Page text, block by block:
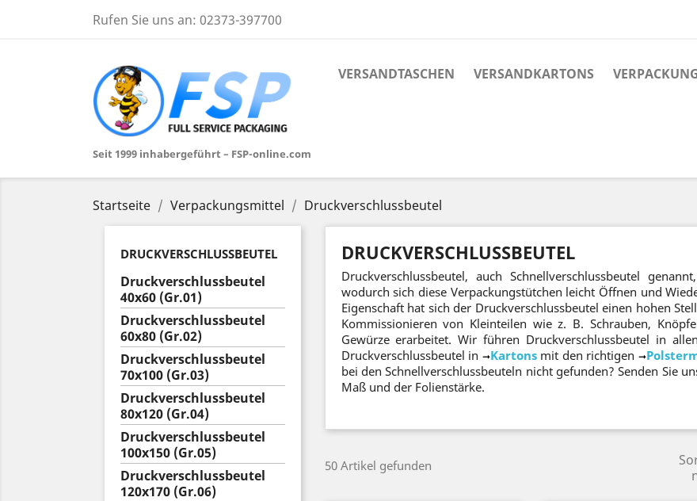
Rufen Sie uns an: 02373-397700
Seit 1999 inhabergeführt – FSP-online.com
VERSANDTASCHEN VERSANDKARTONS
Startseite Verpackungsmittel Druckverschlussbeutel
DRUCKVERSCHLUSSBEUTEL
Druckverschlussbeutel
40x60 (Gr.01)
Druckverschlussbeutel
60x80 (Gr.02)
Druckverschlussbeutel
70x100 (Gr.03)
Druckverschlussbeutel
80x120 (Gr.04)
Druckverschlussbeutel
100x150 (Gr.05)
Druckverschlussbeutel
120x170 (Gr.06)
DRUCKVERSCHLUSSBEUTEL
Druckverschlussbeutel, auch Schnellverschlussbeutel
wodurch sich diese Verpackungstütchen leicht Öffnen und
Eigenschaft hat sich der Druckverschlussbeutel einen hohen
Kommissionieren von Kleinteilen wie z. B. Schrauben,
Gewürze erarbeitet. Wir führen Druckverschlussbeutel in
Druckverschlussbeutel in ➞Kartonsmit den richtigen ➞
bei den Schnellverschlussbeuteln nicht gefunden? Senden Sie
Maß und der Folienstärke.
50 Artikel gefunden